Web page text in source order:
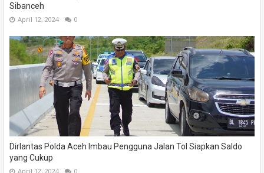
Sibanceh
April 12, 2024 0
Dirlantas Polda Aceh Imbau Pengguna Jalan Tol Siapkan Saldo
yang Cukup
April 12, 2024 0